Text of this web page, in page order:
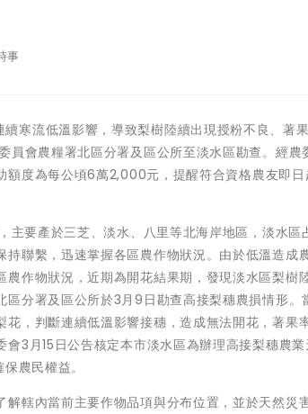
事
寒流低溫影響，導致梨樹陸續出現授粉不良、著
會農糧署北區分署及區公所至淡水區勘查。經農
額度為每公頃6萬2,000元，提醒符合資格農友即
要產於三芝、淡水、八里等北海岸地區，淡水區
聯繫，迅速掌握各區農作物狀況。由於低溫造成
作物狀況，近期為開花結果期，發現淡水區梨樹
分署及區公所於3月9日勘查高接梨穗農損情形。
，判斷連續低溫影響接穗，造成無法開花，著果
3月15日公告核定本市淡水區為辦理高接梨穗農
農民權益。
轄內當前主要作物品項與分布位置，並於天然災